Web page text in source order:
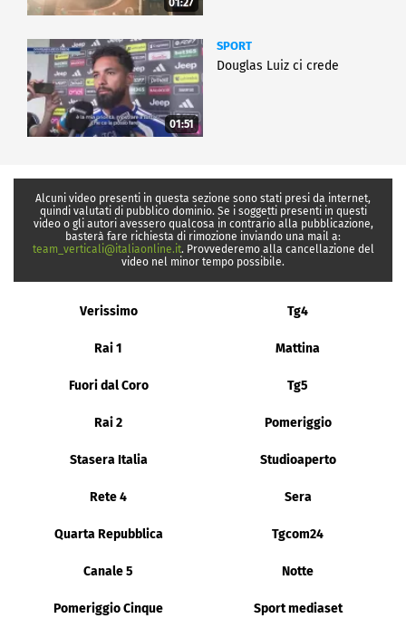
01:51
SPORT
Douglas Luiz ci crede
Alcuni video presenti in questa sezione sono stati presi da internet,
quindi valutati di pubblico dominio. Se i soggetti presenti in questi
video o gli autori avessero qualcosa in contrario alla pubblicazione,
basterà fare richiesta di rimozione inviando una mail a:
team_verticali@italiaonline.it. Provvederemo alla cancellazione del
video nel minor tempo possibile.
Verissimo Tg4
Rai 1 Mattina
Fuori dal Coro Tg5
Rai 2 Pomeriggio
Stasera Italia Studioaperto
Rete 4 Sera
Quarta Repubblica Tgcom24
Canale 5 Notte
Pomeriggio Cinque Sport mediaset